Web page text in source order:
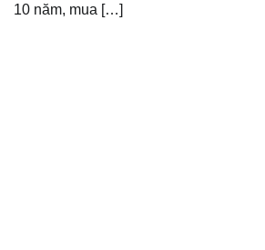
10 năm, mua […]